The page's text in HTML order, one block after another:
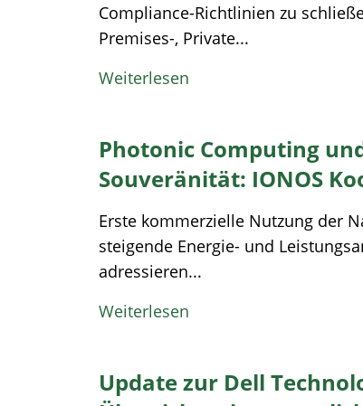
Compliance-Richtlinien zu
Premises-, Private...
Weiterlesen
Photonic Computing
Souveränität: IONOS
Erste kommerzielle Nutzung der
steigende Energie- und
adressieren...
Weiterlesen
Update zur Dell